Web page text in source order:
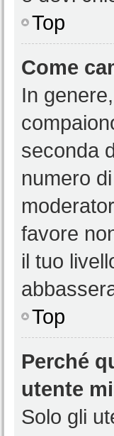
Top
Come
In
seconda
numero
favore
il tuo
Top
Perché
utente
Solo gli